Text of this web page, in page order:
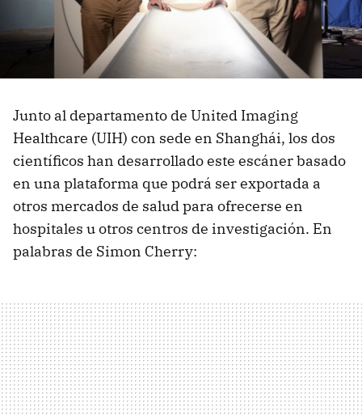
Junto al departamento de United Imaging
Healthcare (UIH) con sede en Shanghái, los dos
científicos han desarrollado este escáner basado
en una plataforma que podrá ser exportada a
otros mercados de salud para ofrecerse en
hospitales u otros centros de investigación. En
palabras de Simon Cherry: